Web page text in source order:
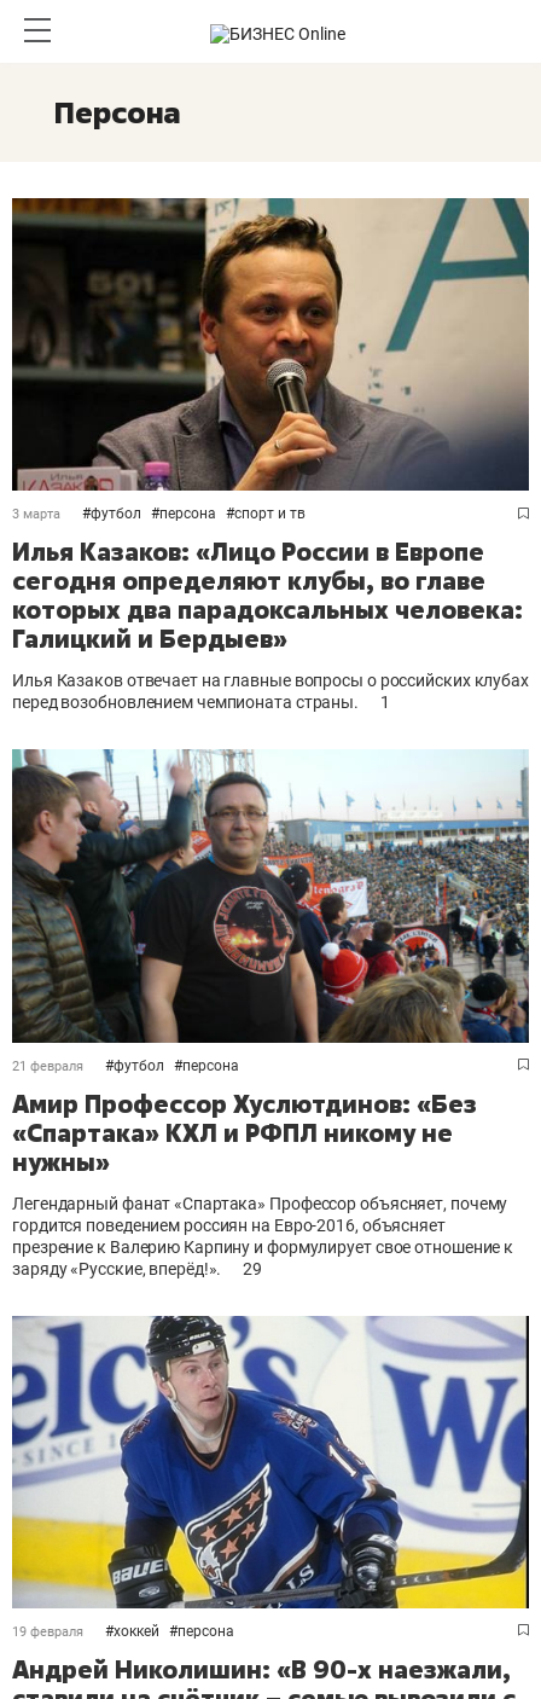
Персона
3 марта #футбол #персона #спорт и тв
Илья Казаков: «Лицо России в Европе
сегодня определяют клубы, во главе
которых два парадоксальных человека:
Галицкий и Бердыев»
Илья Казаков отвечает на главные вопросы о российских клубах
перед возобновлением чемпионата страны.
1
21 февраля #футбол #персона
Амир Профессор Хуслютдинов: «Без
«Спартака» КХЛ и РФПЛ никому не
нужны»
Легендарный фанат «Спартака» Профессор объясняет, почему
гордится поведением россиян на Евро-2016, объясняет
презрение к Валерию Карпину и формулирует свое отношение к
заряду «Русские, вперёд!».
29
19 февраля #хоккей #персона
Андрей Николишин: «В 90-х наезжали,